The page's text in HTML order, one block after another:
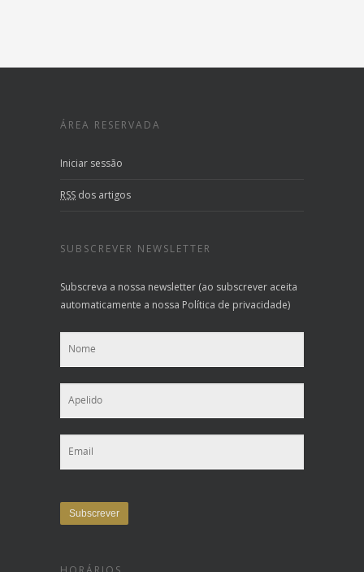
ÁREA RESERVADA
Iniciar sessão
RSS dos artigos
SUBSCREVER NEWSLETTER
Subscreva a nossa newsletter (ao subscrever aceita
automaticamente a nossa Política de privacidade)